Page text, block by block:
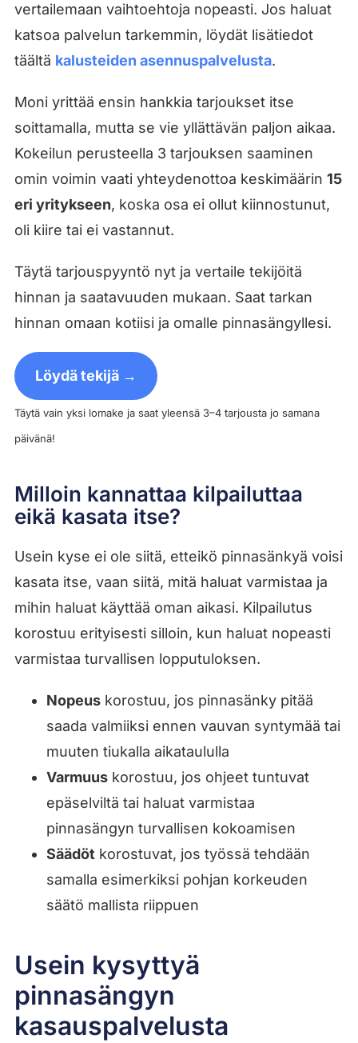
vertailemaan vaihtoehtoja nopeasti. Jos haluat
katsoa palvelun tarkemmin, löydät lisätiedot
täältä kalusteiden asennuspalvelusta.
Moni yrittää ensin hankkia tarjoukset itse
soittamalla, mutta se vie yllättävän paljon aikaa.
Kokeilun perusteella 3 tarjouksen saaminen
omin voimin vaati yhteydenottoa keskimäärin 15
eri yritykseen, koska osa ei ollut kiinnostunut,
oli kiire tai ei vastannut.
Täytä tarjouspyyntö nyt ja vertaile tekijöitä
hinnan ja saatavuuden mukaan. Saat tarkan
hinnan omaan kotiisi ja omalle pinnasängyllesi.
Löydä tekijä →
Täytä vain yksi lomake ja saat yleensä 3–4 tarjousta jo samana
päivänä!
Milloin kannattaa kilpailuttaa
eikä kasata itse?
Usein kyse ei ole siitä, etteikö pinnasänkyä voisi
kasata itse, vaan siitä, mitä haluat varmistaa ja
mihin haluat käyttää oman aikasi. Kilpailutus
korostuu erityisesti silloin, kun haluat nopeasti
varmistaa turvallisen lopputuloksen.
Nopeuskorostuu, jos pinnasänky pitää
saada valmiiksi ennen vauvan syntymää tai
muuten tiukalla aikataululla
Varmuuskorostuu, jos ohjeet tuntuvat
epäselviltä tai haluat varmistaa
pinnasängyn turvallisen kokoamisen
Säädöt korostuvat, jos työssä tehdään
samalla esimerkiksi pohjan korkeuden
säätö mallista riippuen
Usein kysyttyä
pinnasängyn
kasauspalvelusta